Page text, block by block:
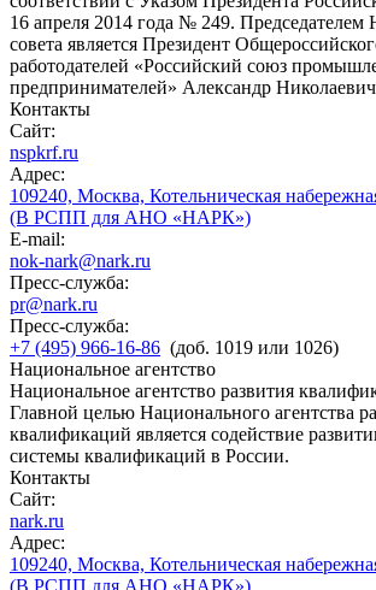
16 апреля 2014 года № 249. Председателем
совета является Президент
работодателей «Российский союз
предпринимателей» Александр
Контакты
Сайт:
nspkrf.ru
Адрес:
109240, Москва, Котельническая
(В РСПП для АНО «НАРК»)
E-mail:
nok-nark@nark.ru
Пресс-служба:
pr@nark.ru
Пресс-служба:
+7 (495) 966-16-86 (доб. 1019 или 1026)
Национальное агентство
Национальное агентство развития
Главной целью Национального агентства
квалификаций является содействие
системы квалификаций в России.
Контакты
Сайт:
nark.ru
Адрес:
109240, Москва, Котельническая
(В РСПП для АНО «НАРК»)